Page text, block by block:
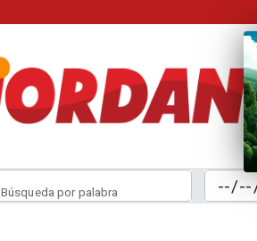
Búsqueda por palabra